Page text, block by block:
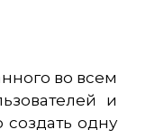
во всем
и
одну